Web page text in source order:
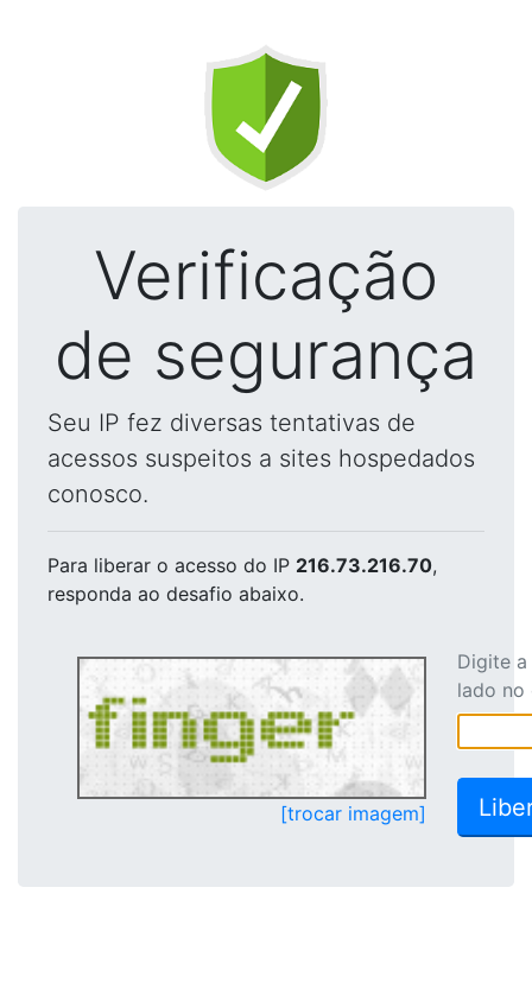
Verificação
de segurança
Seu IP fez diversas tentativas de
acessos suspeitos a sites hospedados
conosco.
Para liberar o acesso do IP 216.73.216.70,
responda ao desafio abaixo.
[trocar imagem]
Digite
lado no